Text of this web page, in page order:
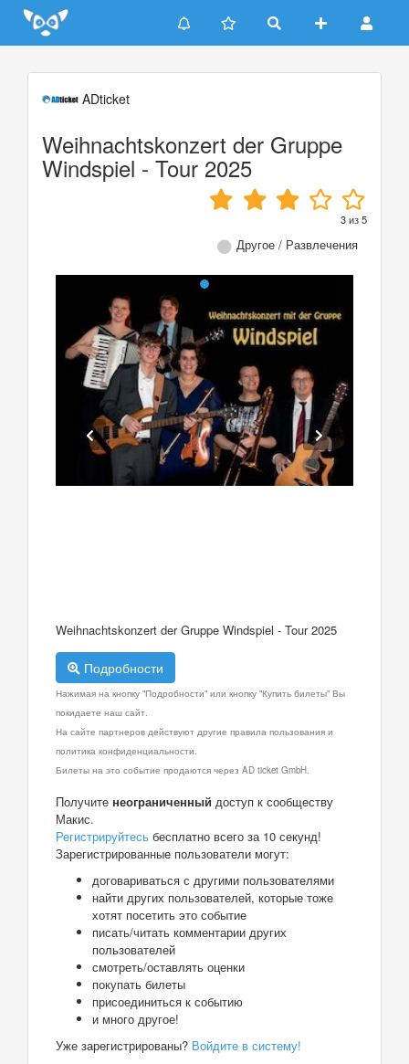
Update cookies preferences
ADticket
Weihnachtskonzert der Gruppe
Windspiel - Tour 2025
3из5
Другое / Развлечения
Weihnachtskonzert der Gruppe Windspiel - Tour 2025
Подробности
Нажимая на кнопку "Подробности" или кнопку "Купить билеты" Вы
покидаете наш сайт.
На сайте партнеров действуют другие правила пользования и
политика конфиденциальности.
Билеты на это событие продаются через AD ticket GmbH.
Получите неограниченный доступ к сообществу
Макис.
Регистрируйтесь бесплатно всего за 10 секунд!
Зарегистрированные пользователи могут:
договариваться с другими пользователями
найти других пользователей, которые тоже
хотят посетить это событие
писать/читать комментарии других
пользователей
смотреть/оставлять оценки
покупать билеты
присоединиться к событию
и много другое!
Уже зарегистрированы? Войдите в систему!